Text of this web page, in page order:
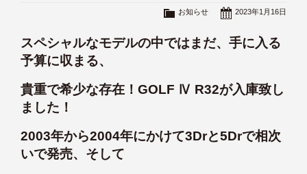
2023年1月16日
お知らせ
スペシャルなモデルの中ではまだ、手に入る
予算に収まる、
貴重で希少な存在！GOLF Ⅳ R32が入庫致し
ました！
2003年から2004年にかけて3Drと5Drで相次
いで発売、そして